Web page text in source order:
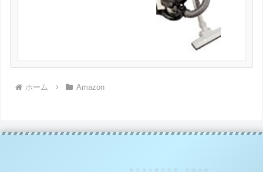
ホーム Amazon